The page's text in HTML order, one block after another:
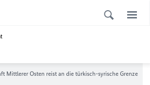
Mittlerer Osten reist an die türkisch-syrische Grenze